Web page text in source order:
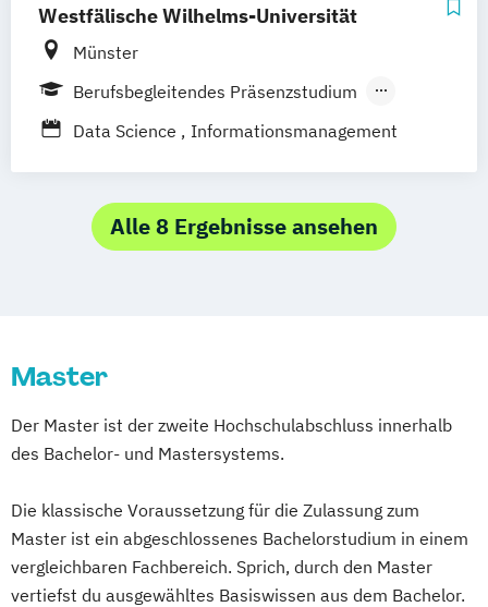
Westfälische Wilhelms-Universität
Münster
Berufsbegleitendes Präsenzstudium
Berufsbegleitender Präsenzlehrgang
Data Science Informationsmanagement
Alle 8 Ergebnisse ansehen
Master
Der Master ist der zweite Hochschulabschluss innerhalb
des Bachelor- und Mastersystems.
Die klassische Voraussetzung für die Zulassung zum
Master ist ein abgeschlossenes Bachelorstudium in einem
vergleichbaren Fachbereich. Sprich, durch den Master
vertiefst du ausgewähltes Basiswissen aus dem Bachelor.